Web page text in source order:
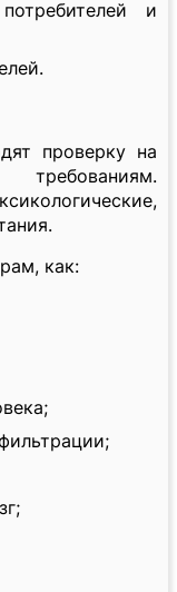
и
проверку на
требованиям.
как: